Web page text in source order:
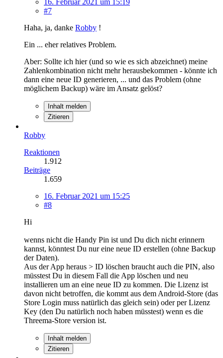
#7
Haha, ja, danke Robby !
Ein ... eher relatives Problem.
Aber: Sollte ich hier (und so wie es sich abzeichnet) meine
Zahlenkombination nicht mehr herausbekommen - könnte ich
dann eine neue ID generieren, ... und das Problem (ohne
möglichem Backup) wäre im Ansatz gelöst?
Inhalt melden
Zitieren
Robby
Reaktionen
1.912
Beiträge
1.659
16. Februar 2021 um 15:25
#8
Hi
wenns nicht die Handy Pin ist und Du dich nicht erinnern
kannst, könntest Du nur eine neue ID erstellen (ohne Backup
der Daten).
Aus der App heraus > ID löschen braucht auch die PIN, also
müsstest Du in diesem Fall die App löschen und neu
installieren um an eine neue ID zu kommen. Die Lizenz ist
davon nicht betroffen, die kommt aus dem Android-Store (das
Store Login muss natürlich das gleich sein) oder per Lizenz
Key (den Du natürlich noch haben müsstest) wenn es die
Threema-Store version ist.
Inhalt melden
Zitieren